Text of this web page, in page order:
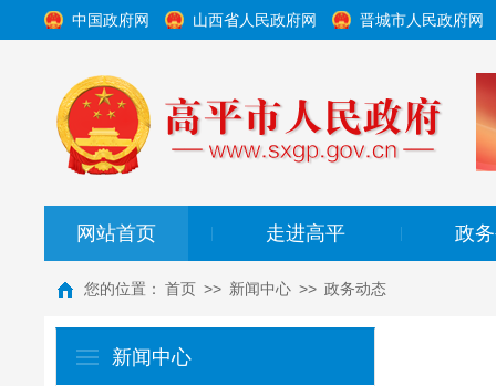
中国政府网 山西省人民政府网 晋城市人民政府网
网站首页 走进高平 政
您的位置： 首页 >> 新闻中心 >> 政务动态
新闻中心